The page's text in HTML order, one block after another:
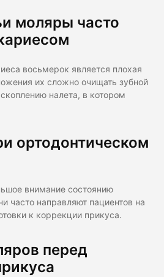
моляры часто
восьмерок является плохая
их сложно очищать зубной
налета, в котором
ортодонтическом
внимание состоянию
часто направляют пациентов на
к коррекции прикуса.
перед